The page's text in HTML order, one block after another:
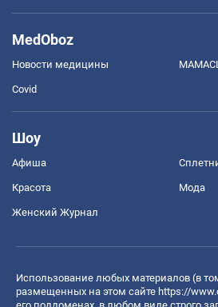
MedOboz
Новости медицины
Covid
Шоу
Афиша
Красота Мода
Женский Журнал
Использование любых материалов (в
размещенных на этом сайте https://